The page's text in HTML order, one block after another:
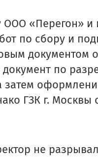
ООО «Перегон»
по сбору и
документом
по
затем
ГЗК г. Москвы
не